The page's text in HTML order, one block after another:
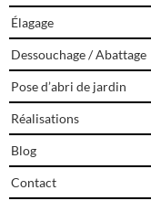
Élagage
Dessouchage / Abattage
Pose d’abri de jardin
Réalisations
Blog
Contact